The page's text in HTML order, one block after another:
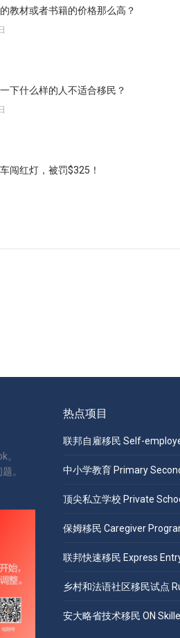
教材或者书籍的价格那么高？
下什么样的人不适合移民？
闯红灯，被罚$325！
。
。
热点项目
联邦自雇移民 Self-
中小学教育 Primary
顶尖私立学校 Private
保姆移民 Caregiver
联邦快速移民 Express
乡村和法语社区移民试点
安大略省技术移民 ON